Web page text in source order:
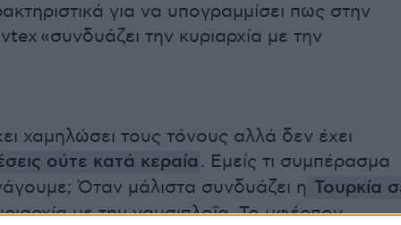
για να υπογραμμίσει πως στην
«συνδυάζει την κυριαρχία με την
χαμηλώσει τους τόνους αλλά δεν έχει
ούτε κατά κεραία . Εμείς τι συμπέρασμα
Όταν μάλιστα συνδυάζει η Τουρκία
με την ναυσιπλοΐα. Το υφέρπον